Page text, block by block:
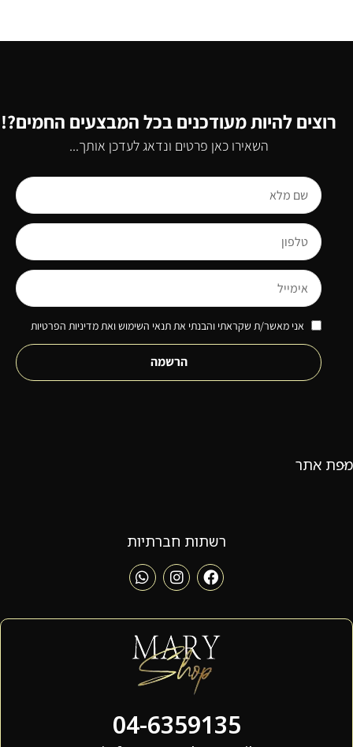
רוצים להיות מעודכנים בכל המבצעים החמים?!
השאירו כאן פרטים ונדאג לעדכן אותך...
אני מאשר/ת שקראתי והבנתי את תנאי השימוש ואת מדיניות הפרטיות
הרשמה
מפת אתר
רשתות חברתיות
04-6359135